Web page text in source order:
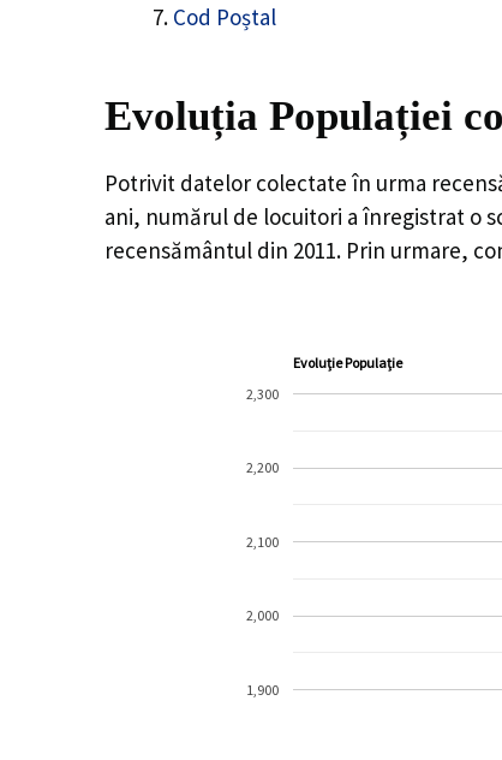
Cod Poștal
Evoluția Populației
Potrivit datelor colectate în urma
ani, numărul de locuitori a înregistrat o
recensământul din 2011. Prin urmare,
Evoluție Populație
1,900
2,000
2,100
2,200
2,300